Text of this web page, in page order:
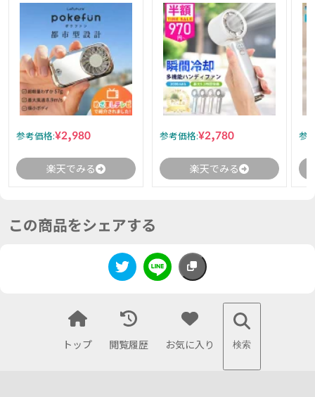
参考価格:¥2,980
楽天でみる
参考価格:¥2,780
楽天でみる
参
この商品をシェアする
トップ 閲覧履歴 お気に入り 検索